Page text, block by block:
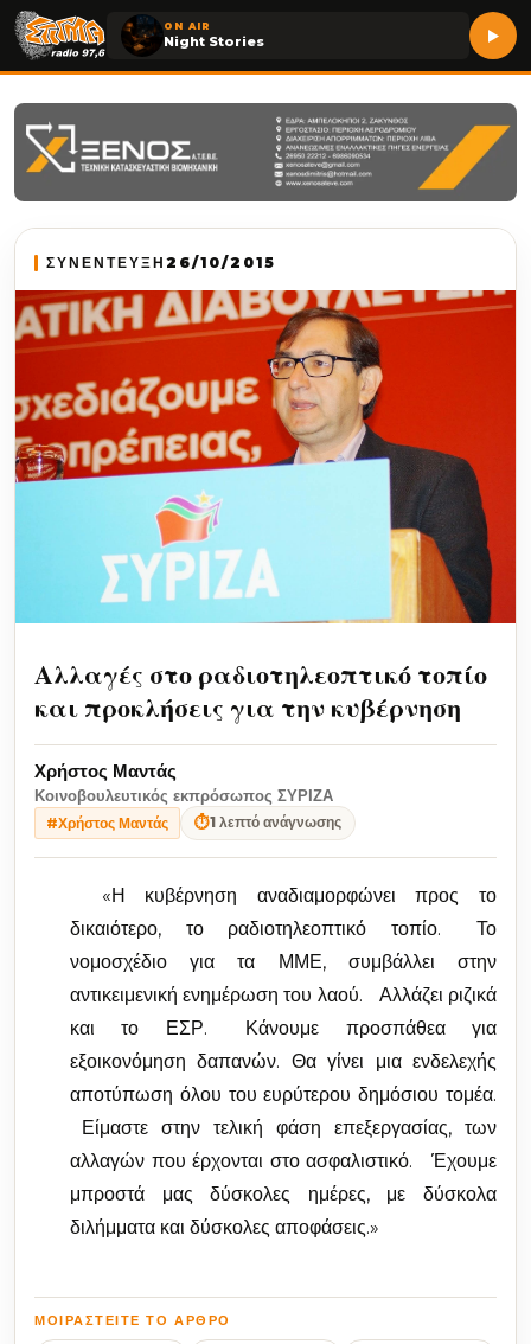
ON AIR
Night Stories
ΣΥΝΕΝΤΕΥΞΗ 26/10/2015
Αλλαγές στο ραδιοτηλεοπτικό τοπίο
και προκλήσεις για την κυβέρνηση
Χρήστος Μαντάς
Κοινοβουλευτικός εκπρόσωπος ΣΥΡΙΖΑ
#Χρήστος Μαντάς ⏱1 λεπτό ανάγνωσης
«Η κυβέρνηση αναδιαμορφώνει προς το
δικαιότερο, το ραδιοτηλεοπτικό τοπίο. Το
νομοσχέδιο για τα ΜΜΕ, συμβάλλει στην
αντικειμενική ενημέρωση του λαού. Αλλάζει ριζικά
και το ΕΣΡ. Κάνουμε προσπάθεα για
εξοικονόμηση δαπανών. Θα γίνει μια ενδελεχής
αποτύπωση όλου του ευρύτερου δημόσιου τομέα.
Είμαστε στην τελική φάση επεξεργασίας, των
αλλαγών που έρχονται στο ασφαλιστικό. Έχουμε
μπροστά μας δύσκολες ημέρες, με δύσκολα
διλήμματα και δύσκολες αποφάσεις.»
ΜΟΙΡΑΣΤΕΊΤΕ ΤΟ ΆΡΘΡΟ